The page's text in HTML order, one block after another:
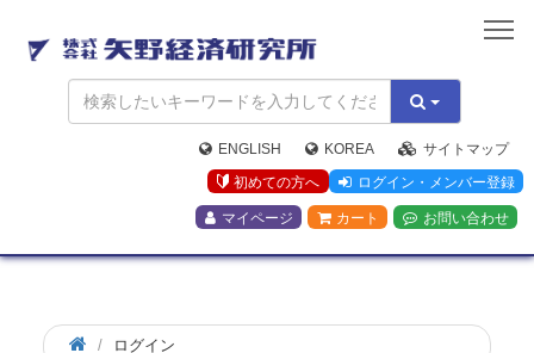
矢
野
経
済
研
究
所
ENGLISH KOREA
サイトマップ
初めての方へ
ログイン・メンバー登録
マイページ カート お問い合わせ
ログイン